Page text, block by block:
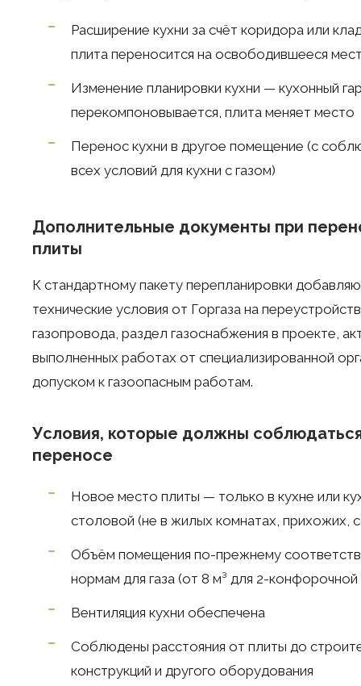
Расширение кухни за счёт коридора или
плита переносится на освободившееся
Изменение планировки кухни — кухонный
перекомпоновывается, плита меняет место
Перенос кухни в другое помещение (с
всех условий для кухни с газом)
Дополнительные документы при
плиты
К стандартному пакету перепланировки
технические условия от Горгаза на
газопровода, раздел газоснабжения в проекте,
выполненных работах от специализированной
допуском к газоопасным работам.
Условия, которые должны
переносе
Новое место плиты — только в кухне или
столовой (не в жилых комнатах, прихожих,
Объём помещения по-прежнему
нормам для газа (от 8 м³ для 2-конфорочной
Вентиляция кухни обеспечена
Соблюдены расстояния от плиты до
конструкций и другого оборудования